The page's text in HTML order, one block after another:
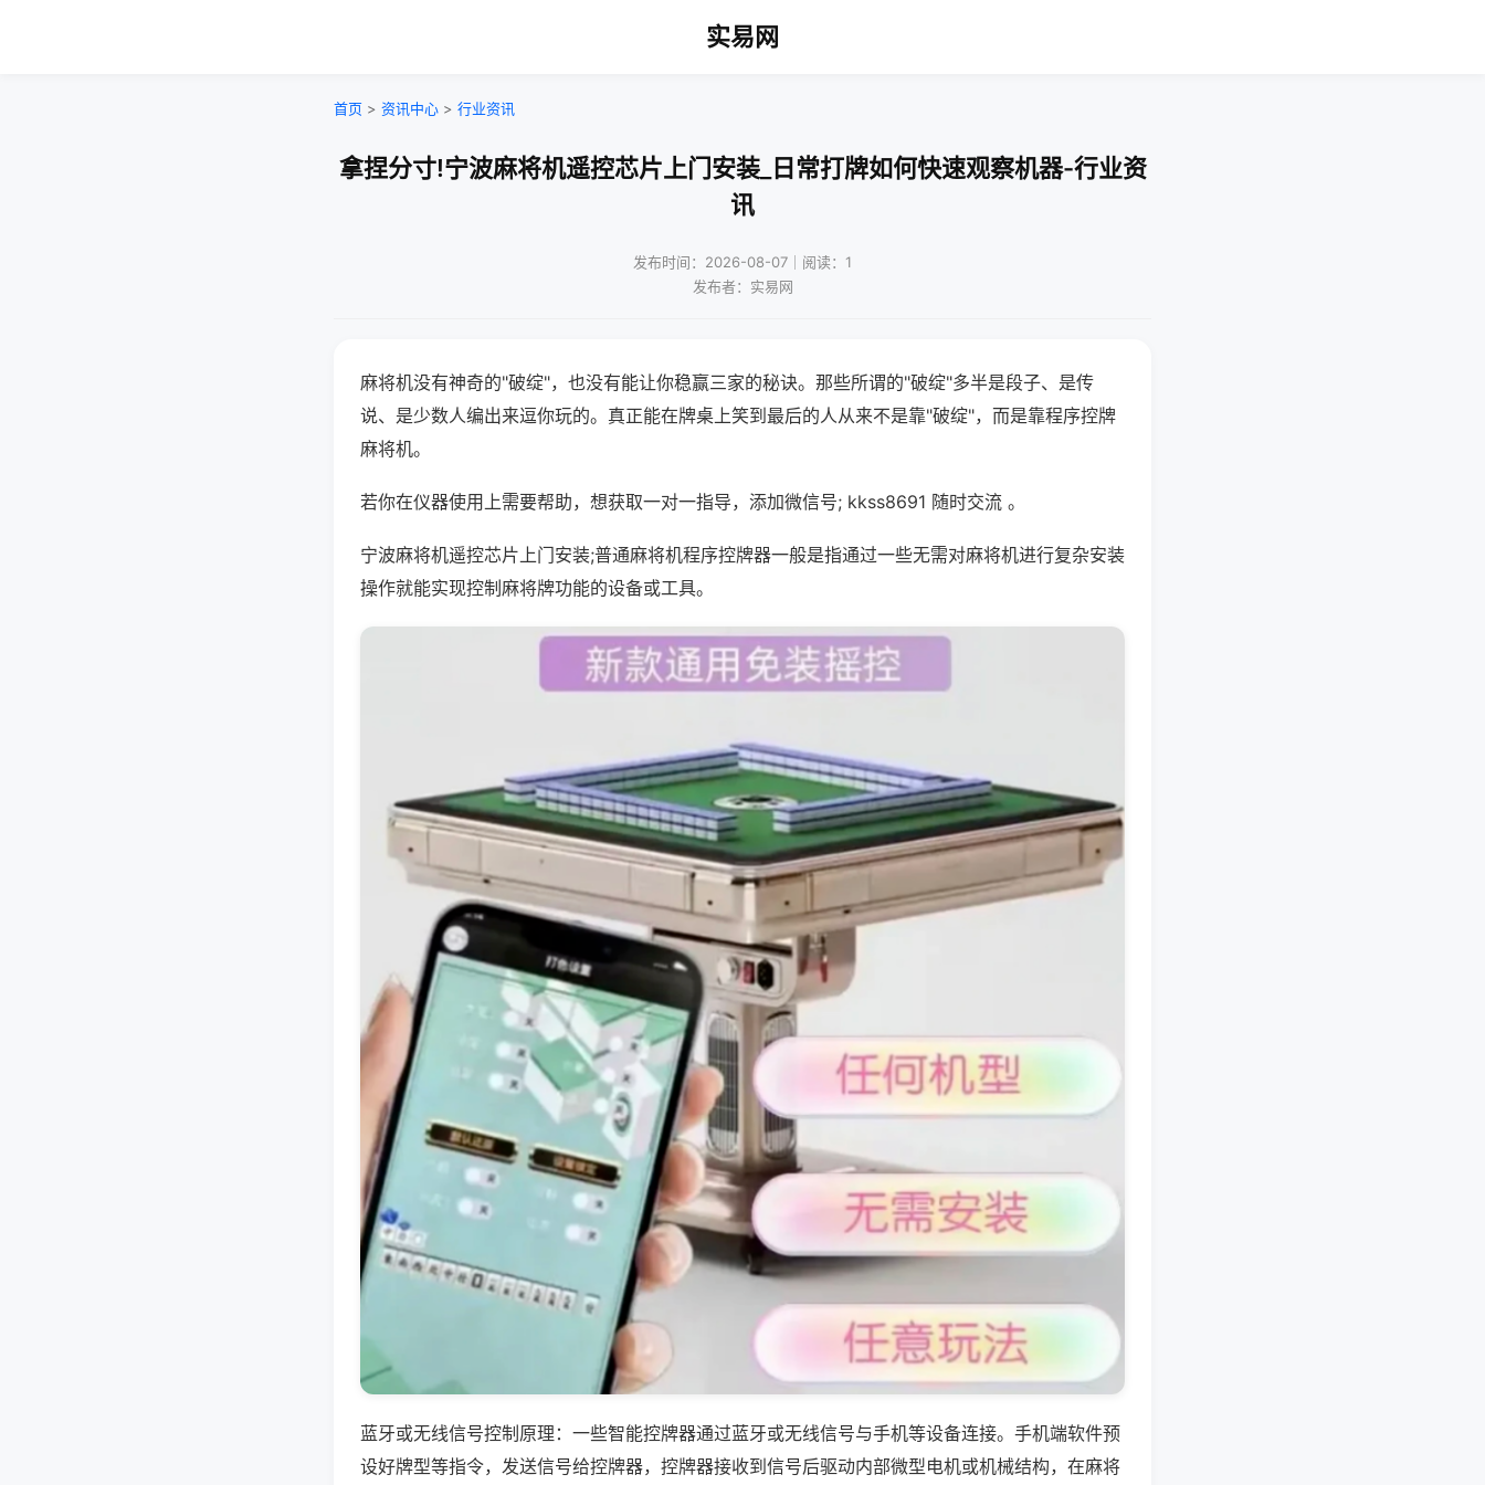
实易网
首页 > 资讯中心 > 行业资讯
拿捏分寸!宁波麻将机遥控芯片上门安装_日常打牌如何快速观察机器-行业资
讯
发布时间：2026-08-07｜阅读：1
发布者：实易网
麻将机没有神奇的"破绽"，也没有能让你稳赢三家的秘诀。那些所谓的"破绽"多半是段子、是传
说、是少数人编出来逗你玩的。真正能在牌桌上笑到最后的人从来不是靠"破绽"，而是靠程序控牌
麻将机。
若你在仪器使用上需要帮助，想获取一对一指导，添加微信号; kkss8691 随时交流 。
宁波麻将机遥控芯片上门安装;普通麻将机程序控牌器一般是指通过一些无需对麻将机进行复杂安装
操作就能实现控制麻将牌功能的设备或工具。
蓝牙或无线信号控制原理：一些智能控牌器通过蓝牙或无线信号与手机等设备连接。手机端软件预
设好牌型等指令，发送信号给控牌器，控牌器接收到信号后驱动内部微型电机或机械结构，在麻将